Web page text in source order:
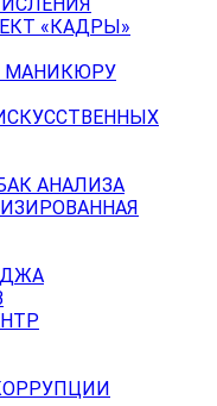
«КАДРЫ»
МАНИКЮРУ
АНАЛИЗА